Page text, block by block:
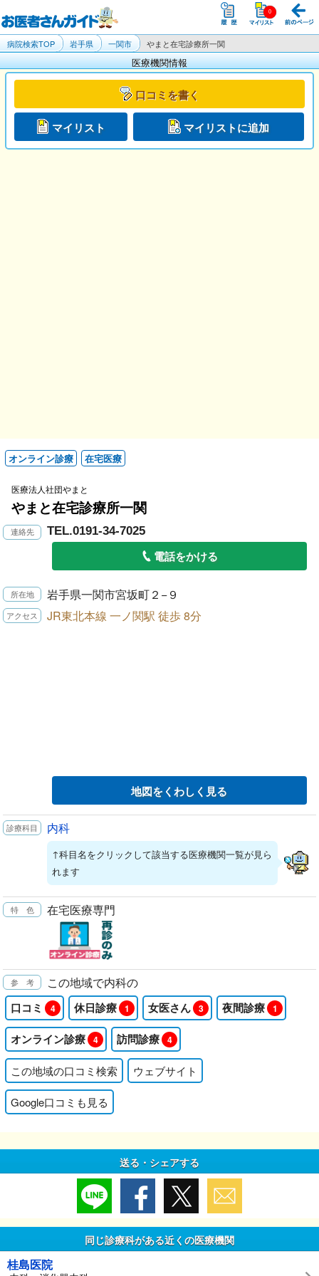
病院検索TOP 岩手県 一関市 やまと在宅診療所一関
医療機関情報
口コミを書く
マイリスト マイリストに追加
オンライン診療 在宅医療
医療法人社団やまと
やまと在宅診療所一関
TEL.0191-34-7025
電話をかける
岩手県一関市宮坂町２−９
JR東北本線 一ノ関駅 徒歩 8分
地図をくわしく見る
内科
↑科目名をクリックして該当する医療機関一覧が見ら
れます
在宅医療専門
この地域で内科の
口コミ 4 休日診療 1 女医さん 3 夜間診療 1
オンライン診療 4 訪問診療 4
この地域の口コミ検索 ウェブサイト
Google口コミも見る
送る・シェアする
同じ診療科がある近くの医療機関
桂島医院